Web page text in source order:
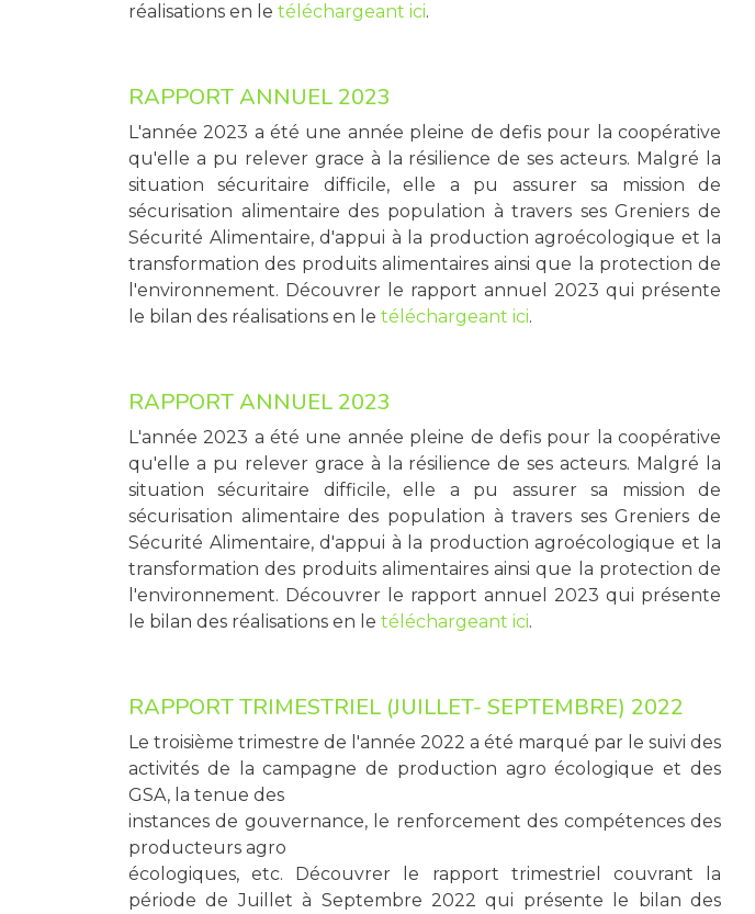
réalisations en le téléchargeant ici.
RAPPORT ANNUEL 2023
L'année 2023 a été une année pleine de defis pour la coopérative
qu'elle a pu relever grace à la résilience de ses acteurs. Malgré la
situation sécuritaire difficile, elle a pu assurer sa mission de
sécurisation alimentaire des population à travers ses Greniers de
Sécurité Alimentaire, d'appui à la production agroécologique et la
transformation des produits alimentaires ainsi que la protection de
l'environnement. Découvrer le rapport annuel 2023 qui présente
le bilan des réalisations en le téléchargeant ici.
RAPPORT ANNUEL 2023
L'année 2023 a été une année pleine de defis pour la coopérative
qu'elle a pu relever grace à la résilience de ses acteurs. Malgré la
situation sécuritaire difficile, elle a pu assurer sa mission de
sécurisation alimentaire des population à travers ses Greniers de
Sécurité Alimentaire, d'appui à la production agroécologique et la
transformation des produits alimentaires ainsi que la protection de
l'environnement. Découvrer le rapport annuel 2023 qui présente
le bilan des réalisations en le téléchargeant ici.
RAPPORT TRIMESTRIEL (JUILLET- SEPTEMBRE) 2022
Le troisième trimestre de l'année 2022 a été marqué par le suivi des
activités de la campagne de production agro écologique et des
GSA, la tenue des
instances de gouvernance, le renforcement des compétences des
producteurs agro
écologiques, etc. Découvrer le rapport trimestriel couvrant la
période de Juillet à Septembre 2022 qui présente le bilan des